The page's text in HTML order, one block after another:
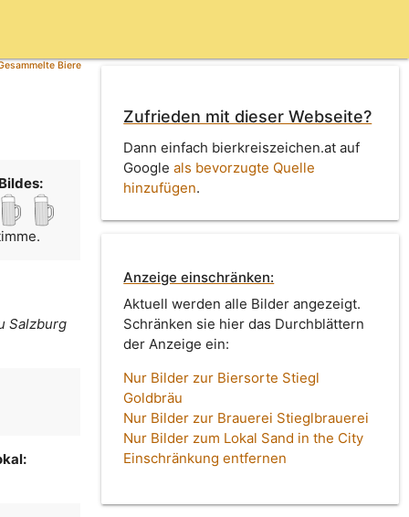
Biere
Salzburg
Zufrieden mit dieser Webseite?
Dann einfach bierkreiszeichen.at auf
Googleals bevorzugte Quelle
hinzufügen.
Anzeige einschränken:
Aktuell werden alle Bilder angezeigt.
Schränken sie hier das Durchblättern
der Anzeige ein:
Nur Bilder zur Biersorte Stiegl
Goldbräu
Nur Bilder zur Brauerei Stieglbrauerei
Nur Bilder zum Lokal Sand in the City
Einschränkung entfernen